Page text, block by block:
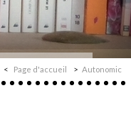
Page d'accueil Autonomic